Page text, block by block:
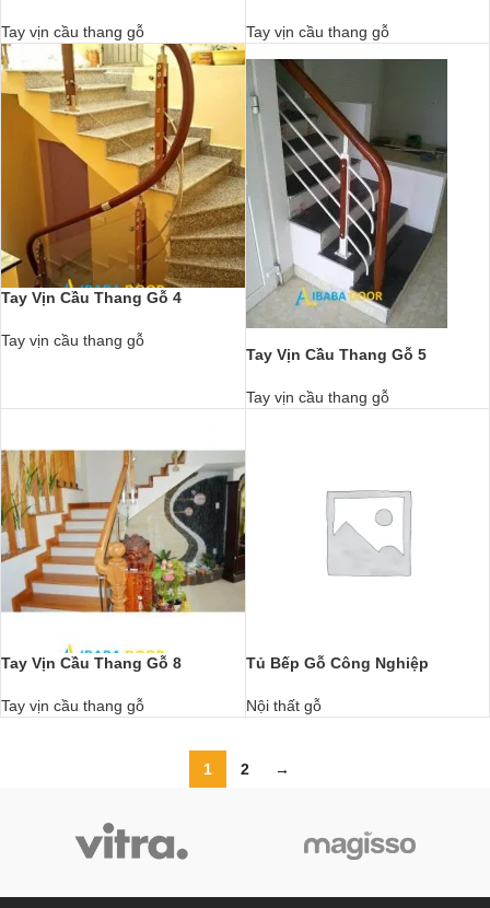
Tay vịn cầu thang gỗ Tay vịn cầu thang gỗ
Tay Vịn Cầu Thang Gỗ 4
Tay vịn cầu thang gỗ
Tay Vịn Cầu Thang Gỗ 5
Tay vịn cầu thang gỗ
Tay Vịn Cầu Thang Gỗ 8
Tay vịn cầu thang gỗ
Tủ Bếp Gỗ Công Nghiệp
Nội thất gỗ
1 2 →